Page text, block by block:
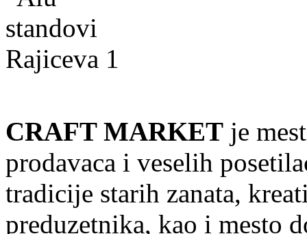
CRAFT MARKET je
prodavaca i veselih
tradicije starih zanata,
preduzetnika, kao i mesto